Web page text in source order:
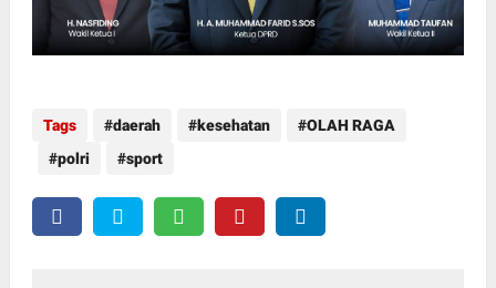
Tags daerah kesehatan
OLAH RAGA
polri
sport